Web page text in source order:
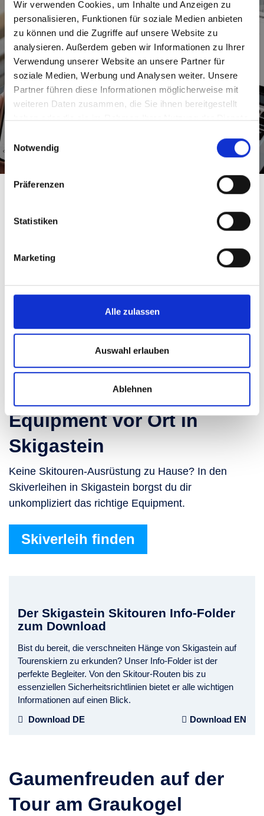
Wir verwenden Cookies, um Inhalte und Anzeigen zu
personalisieren, Funktionen für soziale Medien anbieten
zu können und die Zugriffe auf unsere Website zu
analysieren. Außerdem geben wir Informationen zu Ihrer
Verwendung unserer Website an unsere Partner für
soziale Medien, Werbung und Analysen weiter. Unsere
Partner führen diese Informationen möglicherweise mit
weiteren Daten zusammen, die Sie ihnen bereitgestellt
haben oder die sie im Rahmen Ihrer Nutzung der Dienste
Notwendig
Präferenzen
Statistiken
Marketing
Alle zulassen
Auswahl erlauben
Ablehnen
Übrigens: die Nutzung der klar beschilderten
Aufstiegsspuren am Graukogel ist kostenlos.
Das bedeutet, dass du dich nur um das richtige
Ticket für die Auffahrt mit dem Graukogellift
kümmern musst.
Equipment vor Ort in
Skigastein
Keine Skitouren-Ausrüstung zu Hause? In den
Skiverleihen in Skigastein borgst du dir
unkompliziert das richtige Equipment.
Skiverleih finden
Der Skigastein Skitouren Info-Folder
zum Download
Bist du bereit, die verschneiten Hänge von Skigastein auf
Tourenskiern zu erkunden? Unser Info-Folder ist der
perfekte Begleiter. Von den Skitour-Routen bis zu
essenziellen Sicherheitsrichtlinien bietet er alle wichtigen
Informationen auf einen Blick.
Download DE
Download EN
Gaumenfreuden auf der
Tour am Graukogel